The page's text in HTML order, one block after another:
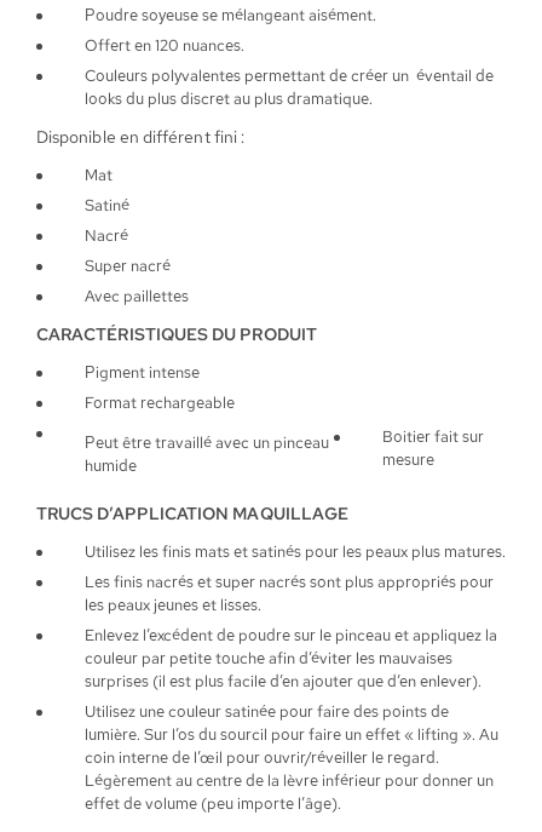
Poudre soyeuse se mélangeant aisément.
Offert en 120 nuances.
Couleurs polyvalentes permettant de créer un éventail de
looks du plus discret au plus dramatique.
Disponible en différent fini :
Mat
Satiné
Nacré
Super nacré
Avec paillettes
CARACTÉRISTIQUES DU PRODUIT
Pigment intense
Format rechargeable
Peut être travaillé avec un pinceau
humide
Boitier fait sur
mesure
TRUCS D’APPLICATION MAQUILLAGE
Utilisez les finis mats et satinés pour les peaux plus matures.
Les finis nacrés et super nacrés sont plus appropriés pour
les peaux jeunes et lisses.
Enlevez l’excédent de poudre sur le pinceau et appliquez la
couleur par petite touche afin d’éviter les mauvaises
surprises (il est plus facile d’en ajouter que d’en enlever).
Utilisez une couleur satinée pour faire des points de
lumière. Sur l’os du sourcil pour faire un effet « lifting ». Au
coin interne de l’œil pour ouvrir/réveiller le regard.
Légèrement au centre de la lèvre inférieur pour donner un
effet de volume (peu importe l’âge).